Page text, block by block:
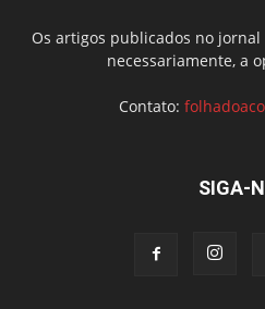
Os artigos publicados no jornal
necessariamente, a
Contato:
SIGA-